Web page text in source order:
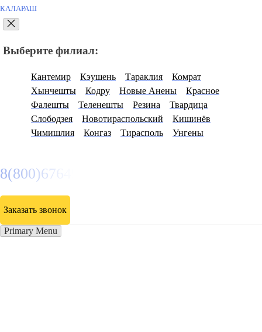
КАЛАРАШ
Выберите филиал:
Кантемир Кэушень Тараклия
Комрат
Хынчешты
Кодру Новые Анены
Красное
Фалешты
Теленешты Резина
Твардица
Слободзея
Новотираспольский
Кишинёв
Чимишлия
Конгаз Тирасполь Унгены
8(800)6764935
Заказать звонок
Primary Menu